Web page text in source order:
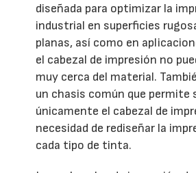
diseñada para optimizar la
industrial en superficies
planas, así como en
el cabezal de impresión no
muy cerca del material.
un chasis común que
únicamente el cabezal de
necesidad de rediseñar la
cada tipo de tinta.